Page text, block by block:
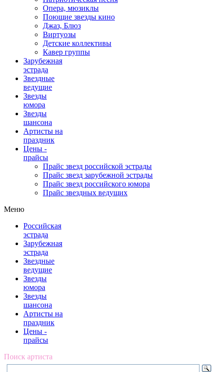
Опера, мюзиклы
Поющие звезды кино
Джаз, Блюз
Виртуозы
Детские коллективы
Кавер группы
Зарубежная
эстрада
Звездные
ведущие
Звезды
юмора
Звезды
шансона
Артисты на
праздник
Цены -
прайсы
Прайс звезд российской эстрады
Прайс звезд зарубежной эстрады
Прайс звезд российского юмора
Прайс звездных ведущих
Меню
Российская
эстрада
Зарубежная
эстрада
Звездные
ведущие
Звезды
юмора
Звезды
шансона
Артисты на
праздник
Цены -
прайсы
Поиск артиста